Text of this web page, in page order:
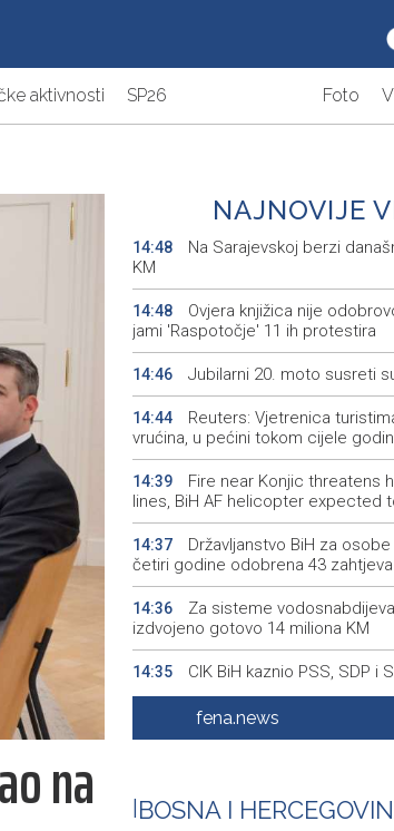
aktivnosti SP26 Foto
na
NAJNOVIJE
14:48
Na Sarajevskoj berzi
KM
14:48
Ovjera knjižica nije
jami 'Raspotočje' 11 ih protestira
14:46 Jubilarni 20. moto susreti
14:44
Reuters: Vjetrenica
vrućina, u pećini tokom cijele
14:39
Fire near Konjic threatens
lines, BiH AF helicopter expected
14:37
Državljanstvo BiH za
četiri godine odobrena 43 zahtjeva
14:36
Za sisteme
izdvojeno gotovo 14 miliona KM
14:35
CIK BiH kaznio PSS, SDP i
18.500 KM
Na Banjalučkoj berzi
suradnje s Istanbulskom
fena.news
BOSNA I